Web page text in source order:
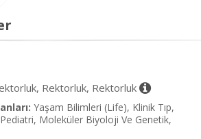
Rektorluk, Rektorluk
Yaşam Bilimleri (Life), Klinik Tıp,
Pediatri, Moleküler Biyoloji Ve Genetik,